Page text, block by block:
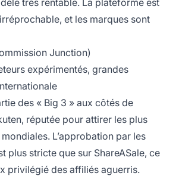
et les marques sont
Junction)
expérimentés, grandes
des « Big 3 » aux côtés de
réputée pour attirer les plus
L’approbation par les
plus stricte que sur ShareASale, ce
privilégié des affiliés aguerris.